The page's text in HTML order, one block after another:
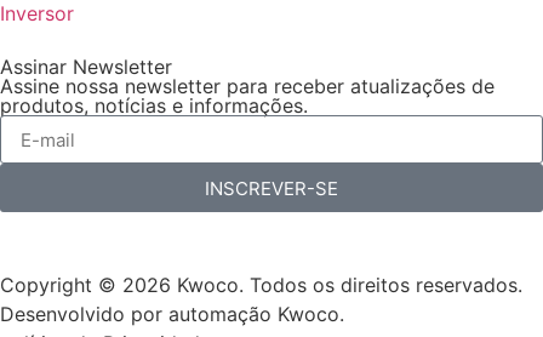
Inversor
Assinar Newsletter
Assine nossa newsletter para receber atualizações de
produtos, notícias e informações.
INSCREVER-SE
Copyright © 2026 Kwoco. Todos os direitos reservados.
Desenvolvido por automação Kwoco.